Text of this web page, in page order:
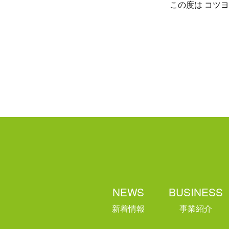
この度は コツ
NEWS
新着情報
BUSINESS
事業紹介